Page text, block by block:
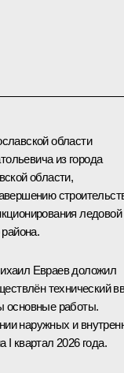
области
из города
области,
ледовой
Евраев доложил
технический
основные работы.
наружных и
I квартал 2026 года.